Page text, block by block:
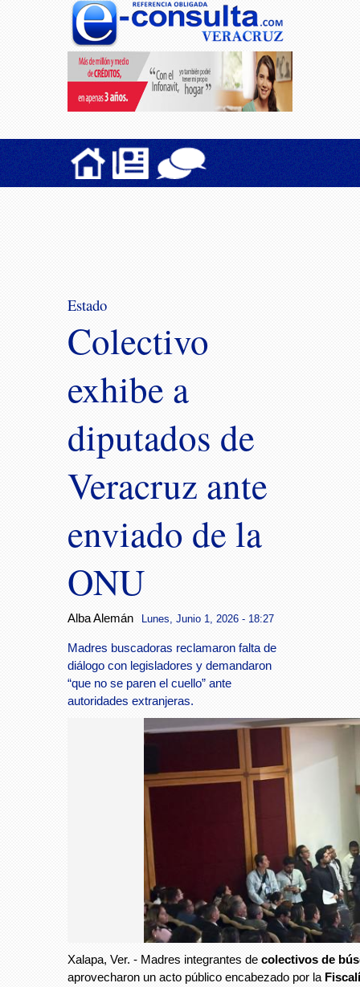
Estado
Colectivo
exhibe a
diputados de
Veracruz ante
enviado de la
ONU
Alba Alemán Lunes, Junio 1, 2026 - 18:27
Madres buscadoras reclamaron falta de
diálogo con legisladores y demandaron
“que no se paren el cuello” ante
autoridades extranjeras.
Xalapa, Ver. - Madres integrantes de colectivos de
aprovecharon un acto público encabezado por la